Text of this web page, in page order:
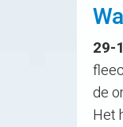
29-
de
Het